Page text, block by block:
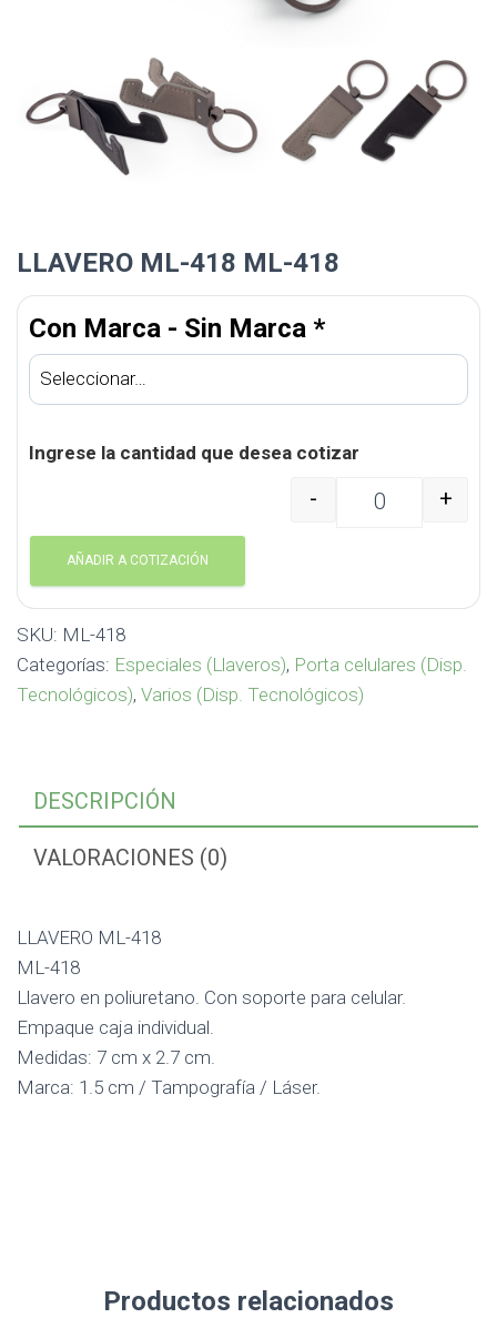
LLAVERO ML-418 ML-418
Con Marca - Sin Marca *
Ingrese la cantidad que desea cotizar
LLAVERO ML-418
- +
AÑADIR A COTIZACIÓN
SKU: ML-418
Categorías: Especiales (Llaveros), Porta celulares (Disp.
Tecnológicos), Varios (Disp. Tecnológicos)
DESCRIPCIÓN
VALORACIONES (0)
LLAVERO ML-418
ML-418
Llavero en poliuretano. Con soporte para celular.
Empaque caja individual.
Medidas: 7 cm x 2.7 cm.
Marca: 1.5 cm / Tampografía / Láser.
Productos relacionados